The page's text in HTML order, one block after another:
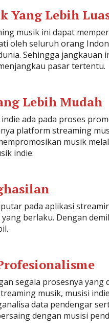
Yang Lebih
musik ini dapat
oleh seluruh orang
Sehingga jangkauan
pasar tertentu.
Lebih Mudah
ada pada proses
platform streaming
musik
indie.
pada aplikasi
berlaku. Dengan
segala prosesnya yang
musik, musisi
data pendengar
dengan musisi